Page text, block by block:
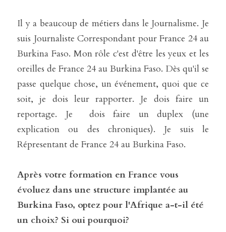
Il y a beaucoup de métiers dans le Journalisme. Je
suis Journaliste Correspondant pour France 24 au
Burkina Faso. Mon rôle c'est d'être les yeux et les
oreilles de France 24 au Burkina Faso. Dès qu'il se
passe quelque chose, un événement, quoi que ce
soit, je dois leur rapporter. Je dois faire un
reportage. Je  dois faire un duplex (une
explication ou des chroniques). Je suis le
Répresentant de France 24 au Burkina Faso.
Après votre formation en France vous
évoluez dans une structure implantée au
Burkina Faso, optez pour l'Afrique a-t-il été
un choix? Si oui pourquoi?